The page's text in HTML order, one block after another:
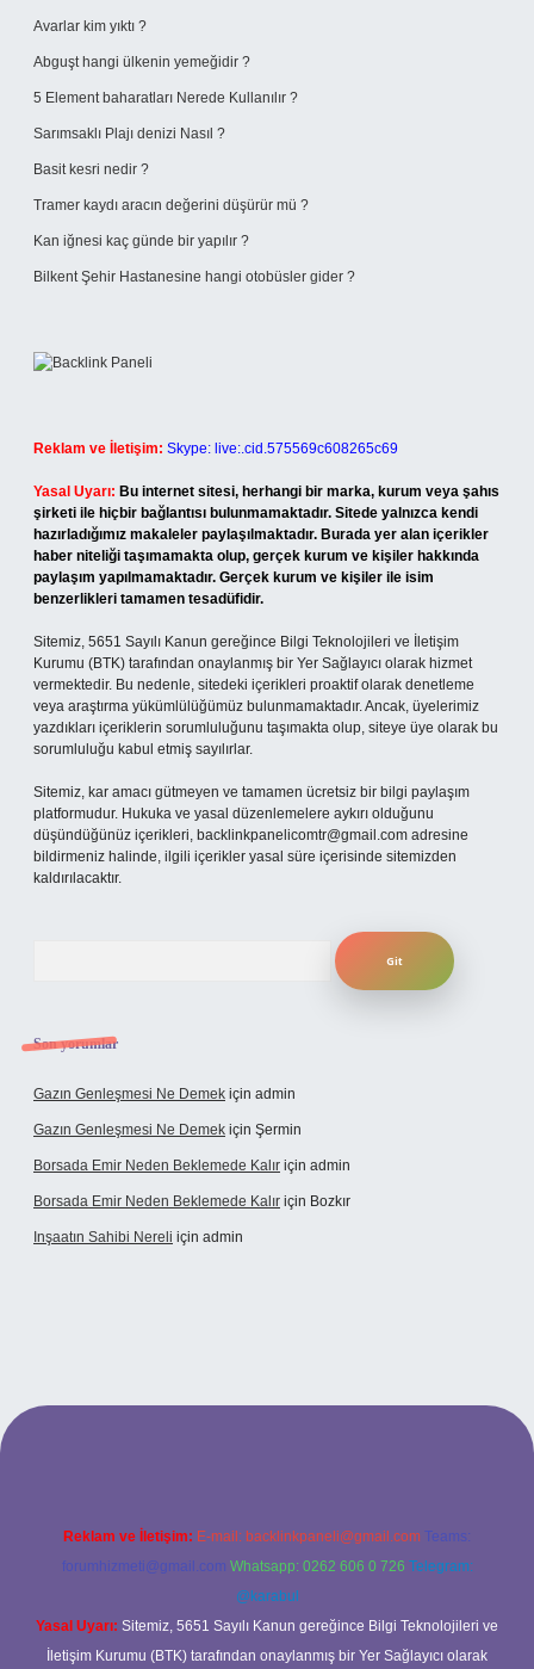
Avarlar kim yıktı ?
Abguşt hangi ülkenin yemeğidir ?
5 Element baharatları Nerede Kullanılır ?
Sarımsaklı Plajı denizi Nasıl ?
Basit kesri nedir ?
Tramer kaydı aracın değerini düşürür mü ?
Kan iğnesi kaç günde bir yapılır ?
Bilkent Şehir Hastanesine hangi otobüsler gider ?
Reklam ve İletişim: Skype: live:.cid.575569c608265c69
Yasal Uyarı: Bu internet sitesi, herhangi bir marka, kurum veya şahıs
şirketi ile hiçbir bağlantısı bulunmamaktadır. Sitede yalnızca kendi
hazırladığımız makaleler paylaşılmaktadır. Burada yer alan içerikler
haber niteliği taşımamakta olup, gerçek kurum ve kişiler hakkında
paylaşım yapılmamaktadır. Gerçek kurum ve kişiler ile isim
benzerlikleri tamamen tesadüfidir.
Sitemiz, 5651 Sayılı Kanun gereğince Bilgi Teknolojileri ve İletişim
Kurumu (BTK) tarafından onaylanmış bir Yer Sağlayıcı olarak hizmet
vermektedir. Bu nedenle, sitedeki içerikleri proaktif olarak denetleme
veya araştırma yükümlülüğümüz bulunmamaktadır. Ancak, üyelerimiz
yazdıkları içeriklerin sorumluluğunu taşımakta olup, siteye üye olarak bu
sorumluluğu kabul etmiş sayılırlar.
Sitemiz, kar amacı gütmeyen ve tamamen ücretsiz bir bilgi paylaşım
platformudur. Hukuka ve yasal düzenlemelere aykırı olduğunu
düşündüğünüz içerikleri, backlinkpanelicomtr@gmail.com adresine
bildirmeniz halinde, ilgili içerikler yasal süre içerisinde sitemizden
kaldırılacaktır.
Son yorumlar
Gazın Genleşmesi Ne Demek için admin
Gazın Genleşmesi Ne Demek için Şermin
Borsada Emir Neden Beklemede Kalır için admin
Borsada Emir Neden Beklemede Kalır için Bozkır
Inşaatın Sahibi Nereli için admin
Reklam ve İletişim: E-mail: backlinkpaneli@gmail.com Teams:
forumhizmeti@gmail.com Whatsapp: 0262 606 0 726 Telegram:
@karabul
Yasal Uyarı: Sitemiz, 5651 Sayılı Kanun gereğince Bilgi Teknolojileri ve
İletişim Kurumu (BTK) tarafından onaylanmış bir Yer Sağlayıcı olarak